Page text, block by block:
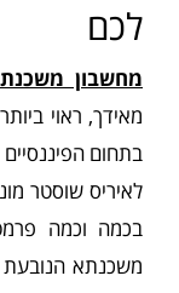
לכם
מחשבון
מאידך, ראוי
בתחום
לאיריס שוסטר
בכמה וכמה
משכנתא הנובעת